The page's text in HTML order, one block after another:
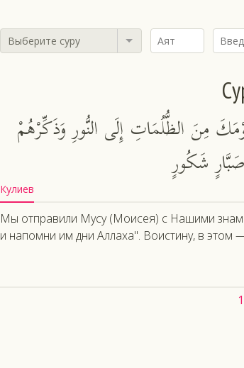
Выберите суру
مِنَ الظُّلُمَاتِ إِلَى النُّورِ وَذَكِّرْهُمْ
شَكُورٍ
Кулиев
Мы отправили Мусу (Моисея) с Нашими
и напомни им дни Аллаха". Воистину, в этом